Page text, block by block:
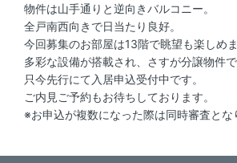
物件は山手通りと逆向きバルコニー。
全戸南西向きで日当たり良好。
今回募集のお部屋は13階で眺望も楽しめ
多彩な設備が搭載され、さすが分譲物件で
只今先行にて入居申込受付中です。
ご内見ご予約もお待ちしております。
※お申込が複数になった際は同時審査とな